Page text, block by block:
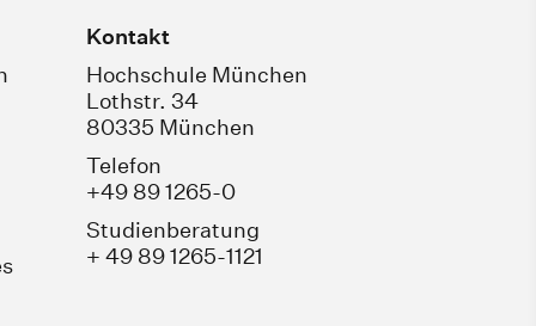
Kontakt
Hochschule München
Lothstr. 34
80335 München
Telefon
+49 89 1265-0
Studienberatung
+ 49 89 1265-1121